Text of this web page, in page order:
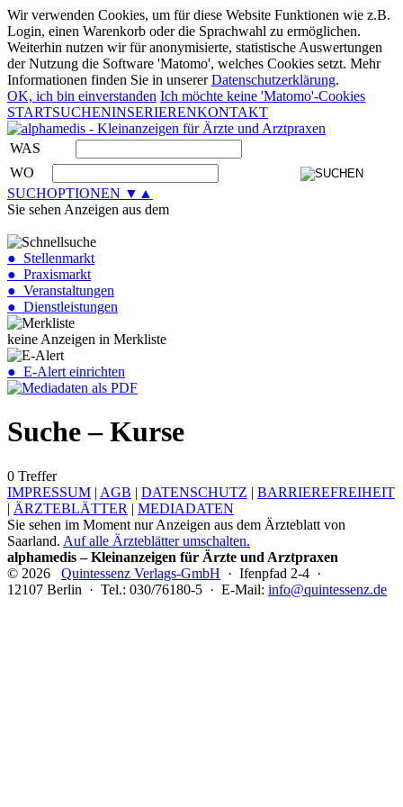
Wir verwenden Cookies, um für diese Website Funktionen wie z.B.
Login, einen Warenkorb oder die Sprachwahl zu ermöglichen.
Weiterhin nutzen wir für anonymisierte, statistische Auswertungen
der Nutzung die Software 'Matomo', welches Cookies setzt. Mehr
Informationen finden Sie in unsererDatenschutzerklärung.
OK, ich bin einverstanden Ich möchte keine 'Matomo'-Cookies
STARTSUCHENINSERIERENKONTAKT
WAS
WO
SUCHOPTIONEN ▼▲
Sie sehen Anzeigen aus dem
● Stellenmarkt
● Praxismarkt
● Veranstaltungen
● Dienstleistungen
keine Anzeigen in Merkliste
● E-Alert einrichten
Suche – Kurse
0 Treffer
IMPRESSUM | AGB | DATENSCHUTZ | BARRIEREFREIHEIT
| ÄRZTEBLÄTTER | MEDIADATEN
Sie sehen im Moment nur Anzeigen aus dem Ärzteblatt von
Saarland. Auf alle Ärzteblätter umschalten.
alphamedis – Kleinanzeigen für Ärzte und Arztpraxen
© 2026 Quintessenz Verlags-GmbH · Ifenpfad 2-4 ·
12107 Berlin · Tel.: 030/76180-5 · E-Mail: info@quintessenz.de